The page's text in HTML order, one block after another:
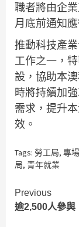
職者將由企
月底前通知應
推動科技產
工作之一，
設，協助本
時將持續加
需求，提升
效。
Tags: 勞工局, 專
局, 青年就業
Previous
逾2,500人參與